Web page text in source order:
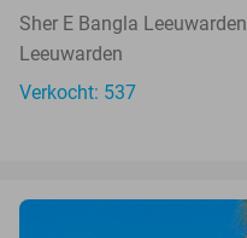
Sher E Bangla Leeuwarden
Leeuwarden
Verkocht: 537